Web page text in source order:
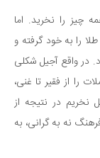
چیز را نخرید. اما
را به خود گرفته و
در واقع آجیل شکلی
را از فقیر تا غنی،
نخریم در نتیجه از
نه به گرانی، به